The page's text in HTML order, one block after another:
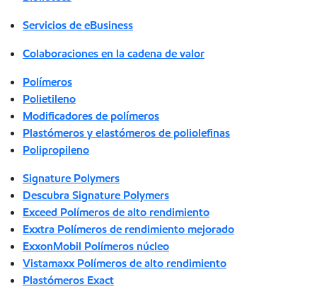
Servicios de eBusiness
Colaboraciones en la cadena de valor
Polímeros
Polietileno
Modificadores de polímeros
Plastómeros y elastómeros de poliolefinas
Polipropileno
Signature Polymers
Descubra Signature Polymers
Exceed Polímeros de alto rendimiento
Exxtra Polímeros de rendimiento mejorado
ExxonMobil Polímeros núcleo
Vistamaxx Polímeros de alto rendimiento
Plastómeros Exact